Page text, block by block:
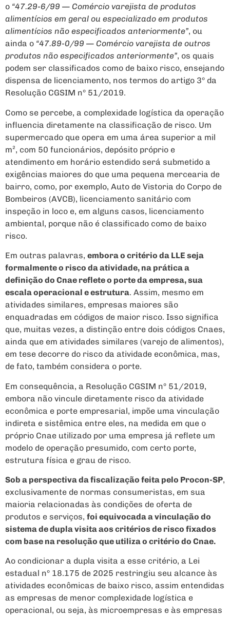
o “47.29-6/99 — Comércio varejista de produtos
alimentícios em geral ou especializado em produtos
alimentícios não especificados anteriormente”, ou
ainda o “47.89-0/99 — Comércio varejista de outros
produtos não especificados anteriormente”, os quais
podem ser classificados como de baixo risco, ensejando
dispensa de licenciamento, nos termos do artigo 3º da
Resolução CGSIM nº 51/2019.
Como se percebe, a complexidade logística da operação
influencia diretamente na classificação de risco. Um
supermercado que opera em uma área superior a mil
m², com 50 funcionários, depósito próprio e
atendimento em horário estendido será submetido a
exigências maiores do que uma pequena mercearia de
bairro, como, por exemplo, Auto de Vistoria do Corpo de
Bombeiros (AVCB), licenciamento sanitário com
inspeção in loco e, em alguns casos, licenciamento
ambiental, porque não é classificado como de baixo
risco.
Em outras palavras, embora o critério da LLE seja
formalmente o risco da atividade, na prática a
definição do Cnae reflete o porte da empresa, sua
escala operacional e estrutura. Assim, mesmo em
atividades similares, empresas maiores são
enquadradas em códigos de maior risco. Isso significa
que, muitas vezes, a distinção entre dois códigos Cnaes,
ainda que em atividades similares (varejo de alimentos),
em tese decorre do risco da atividade econômica, mas,
de fato, também considera o porte.
Em consequência, a Resolução CGSIM nº 51/2019,
embora não vincule diretamente risco da atividade
econômica e porte empresarial, impõe uma vinculação
indireta e sistêmica entre eles, na medida em que o
próprio Cnae utilizado por uma empresa já reflete um
modelo de operação presumido, com certo porte,
estrutura física e grau de risco.
Sob a perspectiva da fiscalização feita pelo Procon-SP,
exclusivamente de normas consumeristas, em sua
maioria relacionadas às condições de oferta de
produtos e serviços, foi equivocada a vinculação do
sistema de dupla visita aos critérios de risco fixados
com base na resolução que utiliza o critério do Cnae.
Ao condicionar a dupla visita a esse critério, a Lei
estadual nº 18.175 de 2025 restringiu seu alcance às
atividades econômicas de baixo risco, assim entendidas
as empresas de menor complexidade logística e
operacional, ou seja, às microempresas e às empresas